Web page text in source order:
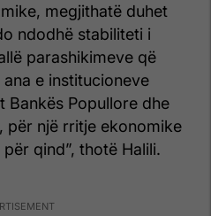
megjithatë duhet
ndodhë stabiliteti i
parashikimeve që
e institucioneve
Bankës Popullore dhe
për një rritje ekonomike
qind”, thotë Halili.